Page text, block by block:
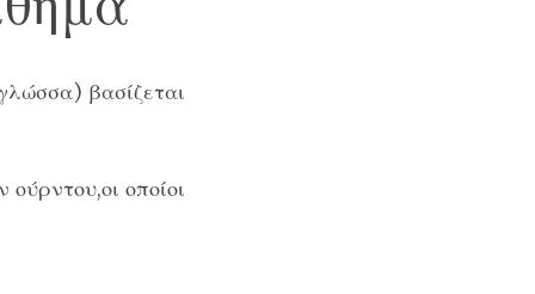
βασίζεται
οποίοι